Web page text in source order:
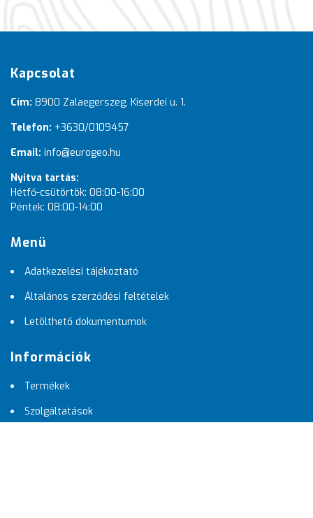
Kapcsolat
Cím: 8900 Zalaegerszeg, Kiserdei u. 1.
Telefon: +3630/0109457
Email: info@eurogeo.hu
Nyitva tartás:
Hétfő-csütörtök: 08:00-16:00
Péntek: 08:00-14:00
Menü
Adatkezelési tájékoztató
Általános szerződési feltételek
Letölthető dokumentumok
Információk
Termékek
Szolgáltatások